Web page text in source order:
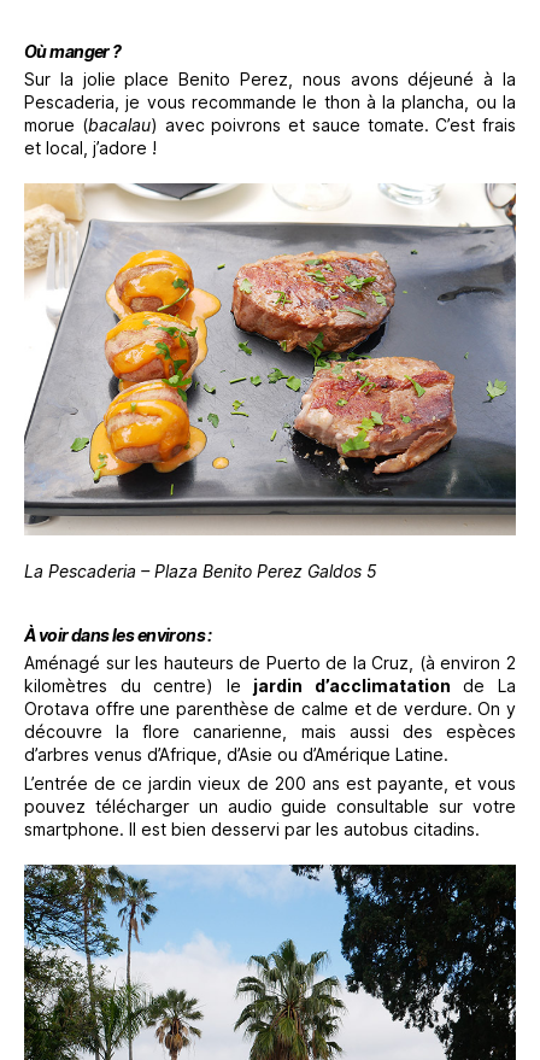
Où manger ?
Sur la jolie place Benito Perez, nous avons déjeuné à la
Pescaderia, je vous recommande le thon à la plancha, ou la
morue (bacalau) avec poivrons et sauce tomate. C’est frais
et local, j’adore !
La Pescaderia – Plaza Benito Perez Galdos 5
À voir dans les environs :
Aménagé sur les hauteurs de Puerto de la Cruz, (à environ 2
kilomètres du centre) le jardin d’acclimatation de La
Orotava offre une parenthèse de calme et de verdure. On y
découvre la flore canarienne, mais aussi des espèces
d’arbres venus d’Afrique, d’Asie ou d’Amérique Latine.
L’entrée de ce jardin vieux de 200 ans est payante, et vous
pouvez télécharger un audio guide consultable sur votre
smartphone. Il est bien desservi par les autobus citadins.